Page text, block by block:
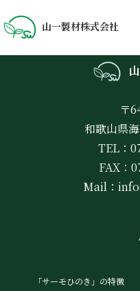
山一製材株式会社
〒
和歌山県
TEL：
FAX：
Mail：
「サーモひのき」の特徴